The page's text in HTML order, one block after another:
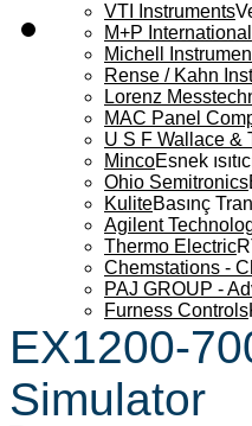
VTI Instruments
M+P International
Michell
Rense / Kahn
Lorenz
MAC Panel
U S F Wallace &
MincoEsnek
Ohio Semitronics
KuliteBasınç
Agilent
Thermo Electric
Chemstations -
PAJ GROUP -
Furness Controls
EX1200-
Simulator